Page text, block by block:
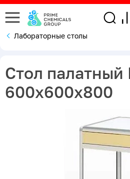
Лабораторные столы
Стол
600х600х800